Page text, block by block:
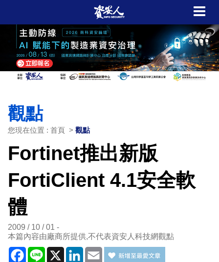
觀點
您現在位置 : 首頁 > 觀點
Fortinet推出新版
FortiClient 4.1安全軟
體
2009 / 10 / 01
本篇內容由廠商所提供,不代表資安人科技網觀點
Facebook
Line X LinkedIn
Email